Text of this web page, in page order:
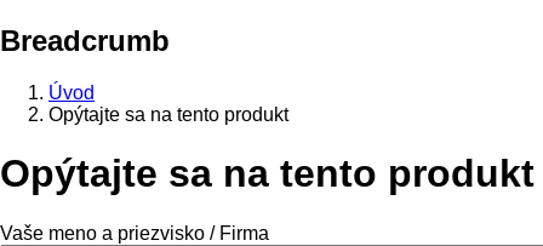
Breadcrumb
Úvod
Opýtajte sa na tento produkt
Opýtajte sa na tento produkt
Vaše meno a priezvisko / Firma